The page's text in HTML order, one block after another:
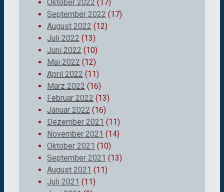
Oktober 2022 (17)
September 2022 (17)
August 2022 (12)
Juli 2022 (13)
Juni 2022 (10)
Mai 2022 (12)
April 2022 (11)
März 2022 (16)
Februar 2022 (13)
Januar 2022 (16)
Dezember 2021 (11)
November 2021 (14)
Oktober 2021 (10)
September 2021 (13)
August 2021 (11)
Juli 2021 (11)